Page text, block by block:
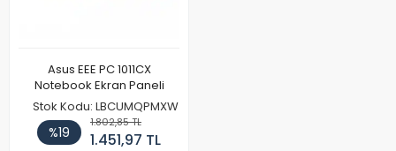
Asus EEE PC 1011CX
Notebook Ekran Paneli
Stok Kodu: LBCUMQPMXW
%19
1.802,85 TL
1.451,97 TL